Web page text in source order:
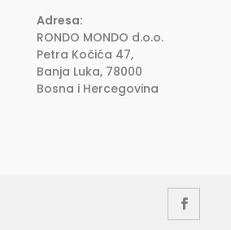
Adresa:
RONDO MONDO d.o.o.
Petra Kočića 47,
Banja Luka, 78000
Bosna i Hercegovina